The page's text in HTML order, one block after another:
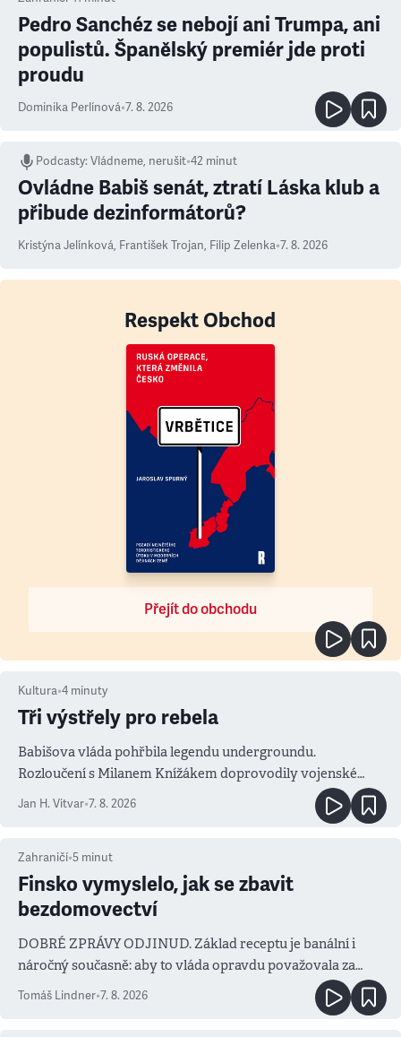
Pedro Sanchéz se nebojí ani Trumpa, ani
populistů. Španělský premiér jde proti
proudu
Dominika Perlínová•7. 8. 2026
Podcasty:Vládneme, nerušit•42 minut
Ovládne Babiš senát, ztratí Láska klub a
přibude dezinformátorů?
Kristýna Jelínková, František Trojan, Filip Zelenka•7. 8. 2026
Respekt Obchod
Přejít do obchodu
Kultura•4 minuty
Tři výstřely pro rebela
Babišova vláda pohřbila legendu undergroundu.
Rozloučení s Milanem Knížákem doprovodily vojenské
salvy i kritika pokrokářů
Jan H. Vitvar•7. 8. 2026
Zahraničí•5 minut
Finsko vymyslelo, jak se zbavit
bezdomovectví
DOBRÉ ZPRÁVY ODJINUD. Základ receptu je banální i
náročný současně: aby to vláda opravdu považovala za
prioritu
Tomáš Lindner•7. 8. 2026